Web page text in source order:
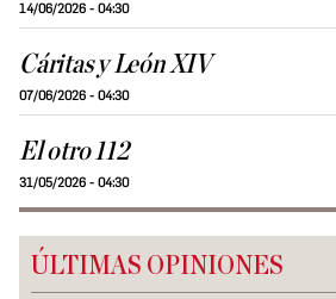
14/06/2026 - 04:30
Cáritas y León XIV
07/06/2026 - 04:30
El otro 112
31/05/2026 - 04:30
ÚLTIMAS OPINIONES